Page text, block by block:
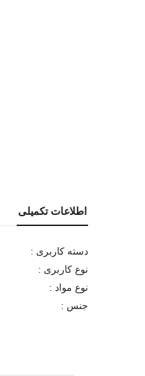
اطلاعات تکمیلی
دسته کاربری :
نوع کاربری :
نوع مواد :
جنس :